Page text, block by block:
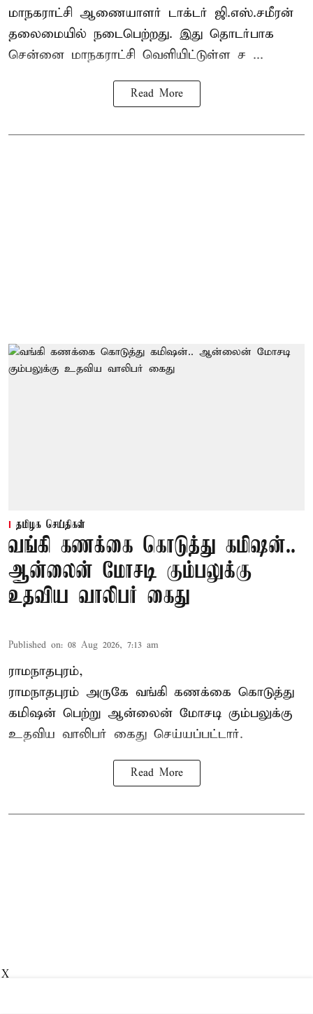
மாநகராட்சி ஆணையாளர் டாக்டர் ஜி.எஸ்.சமீரன்
தலைமையில் நடைபெற்றது. இது தொடர்பாக
சென்னை மாநகராட்சி வெளியிட்டுள்ள ச ...
Read More
தமிழக செய்திகள்
வங்கி கணக்கை கொடுத்து கமிஷன்..
ஆன்லைன் மோசடி கும்பலுக்கு
உதவிய வாலிபர் கைது
Published on: 08 Aug 2026, 7:13 am
ராமநாதபுரம்,
ராமநாதபுரம் அருகே வங்கி கணக்கை கொடுத்து
கமிஷன் பெற்று ஆன்லைன் மோசடி கும்பலுக்கு
உதவிய வாலிபர் கைது செய்யப்பட்டார்.
Read More
X